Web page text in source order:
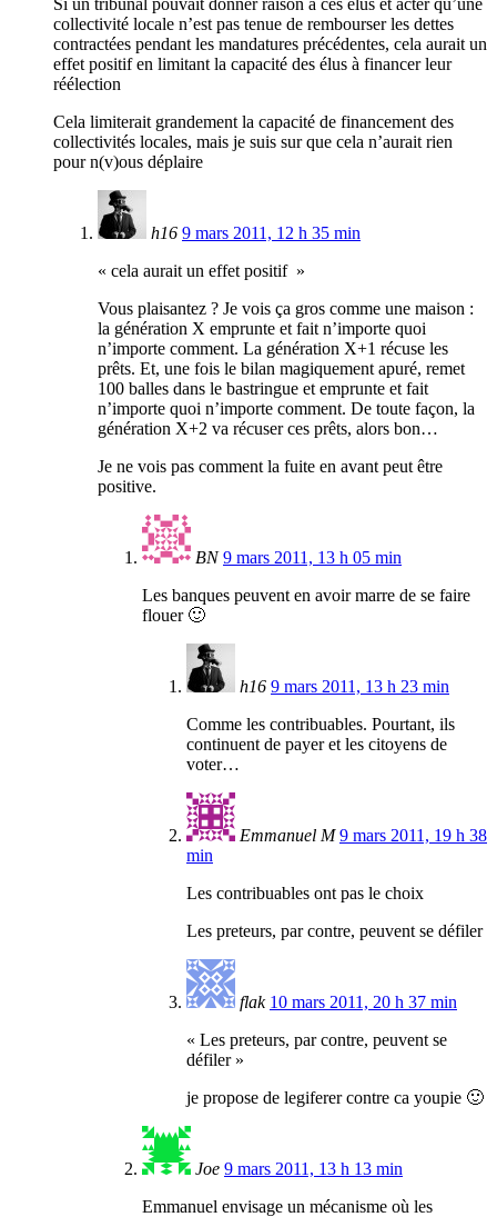
Si un tribunal pouvait donner raison à ces élus et acter qu’une
collectivité locale n’est pas tenue de rembourser les dettes
contractées pendant les mandatures précédentes, cela aurait un
effet positif en limitant la capacité des élus à financer leur
réélection
Cela limiterait grandement la capacité de financement des
collectivités locales, mais je suis sur que cela n’aurait rien
pour n(v)ous déplaire
h16 9 mars 2011, 12 h 35 min
« cela aurait un effet positif »
Vous plaisantez ? Je vois ça gros comme une maison :
la génération X emprunte et fait n’importe quoi
n’importe comment. La génération X+1 récuse les
prêts. Et, une fois le bilan magiquement apuré, remet
100 balles dans le bastringue et emprunte et fait
n’importe quoi n’importe comment. De toute façon, la
génération X+2 va récuser ces prêts, alors bon…
Je ne vois pas comment la fuite en avant peut être
positive.
BN 9 mars 2011, 13 h 05 min
Les banques peuvent en avoir marre de se faire
flouer 🙂
h16 9 mars 2011, 13 h 23 min
Comme les contribuables. Pourtant, ils
continuent de payer et les citoyens de
voter…
Emmanuel M 9 mars 2011, 19 h 38
min
Les contribuables ont pas le choix
Les preteurs, par contre, peuvent se défiler
flak 10 mars 2011, 20 h 37 min
« Les preteurs, par contre, peuvent se
défiler »
je propose de legiferer contre ca youpie 🙂
Joe 9 mars 2011, 13 h 13 min
Emmanuel envisage un mécanisme où les